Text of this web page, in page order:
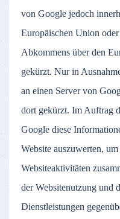
von Google jedoch
Europäischen Union oder
Abkommens über den
gekürzt. Nur in
an einen Server von
dort gekürzt. Im Auftrag
Google diese
Website auszuwerten,
Websiteaktivitäten
der Websitenutzung und
Dienstleistungen